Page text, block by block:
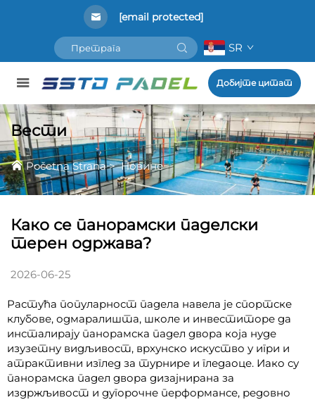
[email protected]
SR
Добијте цитат
Вести
Početna Strana>Новине
Како се панорамски паделски
терен одржава?
2026-06-25
Растућа популарност падела навела је спортске
клубове, одмаралишта, школе и инвеститоре да
инсталирају панорамска падел двора која нуде
изузетну видљивост, врхунско искуство у игри и
атрактивни изглед за турнире и гледаоце. Иако су
панорамска падел двора дизајнирана за
издржљивост и дугорочне перформансе, редовно